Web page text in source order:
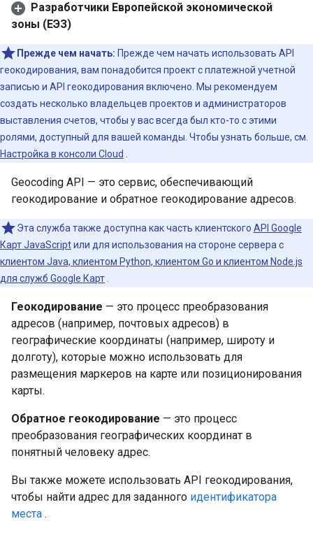
Разработчики Европейской экономической
зоны (ЕЭЗ)
Прежде чем начать: Прежде чем начать использовать API
геокодирования, вам понадобится проект с платежной учетной
записью и API геокодирования включено. Мы рекомендуем
создать несколько владельцев проектов и администраторов
выставления счетов, чтобы у вас всегда был кто-то с этими
ролями, доступный для вашей команды. Чтобы узнать больше, см.
Настройка в консоли Cloud
Geocoding API — это сервис, обеспечивающий
геокодирование и обратное геокодирование адресов.
Эта служба также доступна как часть клиентского API Google
Карт JavaScriptили для использования на стороне сервера с
клиентом Java, клиентом Python, клиентом Go и клиентом Node.js
для служб Google Карт
Геокодирование — это процесс преобразования
адресов (например, почтовых адресов) в
географические координаты (например, широту и
долготу), которые можно использовать для
размещения маркеров на карте или позиционирования
карты.
Обратное геокодирование — это процесс
преобразования географических координат в
понятный человеку адрес.
Вы также можете использовать API геокодирования,
чтобы найти адрес для заданного идентификатора
места .